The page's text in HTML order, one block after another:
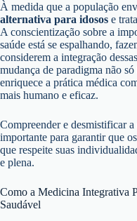
À medida que a população
alternativa para idosos e
A conscientização sobre a
saúde está se espalhando,
considerem a integração
mudança de paradigma não
enriquece a prática médica
mais humano e eficaz.
Compreender e desmistificar a
importante para garantir que
que respeite suas
e plena.
Como a Medicina Integrativa
Saudável